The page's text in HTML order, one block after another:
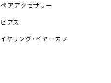
ペアアクセサリー
ピアス
イヤリング・イヤーカフ